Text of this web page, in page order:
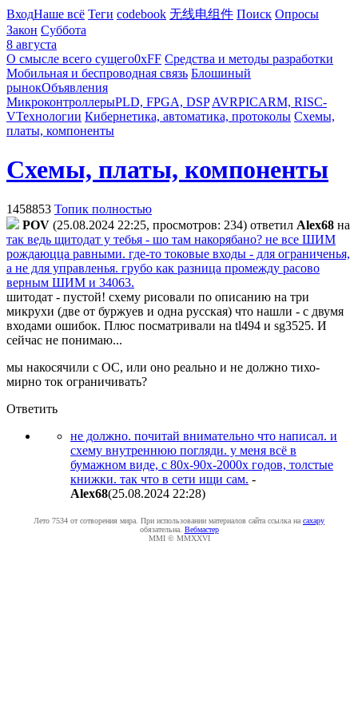
ВходНаше всё Теги codebook 无线电组件 Поиск Опросы
Закон Суббота
8 августа
О смысле всего сущего0xFF Средства и методы разработки
Мобильная и беспроводная связь Блошиный
рынокОбъявления
МикроконтроллерыPLD, FPGA, DSP AVRPICARM, RISC-
VТехнологии Кибернетика, автоматика, протоколы Схемы,
платы, компоненты
Схемы, платы, компоненты
1458853 Топик полностью
POV (25.08.2024 22:25, просмотров: 234) ответил Alex68 на
так ведь щитодат у тебья - шо там накорябано? не все ШИМ
рождаюцца равными. где-то токовые входы - для ограниченья,
а не для управленья. грубо как разница промежду расово
верным ШИМ и 34063.
шитодат - пустой! схему рисовали по описанию на три
микрухи (две от буржуев и одна русская) что нашли - с двумя
входами ошибок. Плюс посматривали на tl494 и sg3525. И
сейчас не понимаю...
мы накосячили с ОС, или оно реально и не должно тихо-
мирно ток ограничивать?
Ответить
не должно. почитай внимательно что написал. и
схему внутреннюю погляди. у меня всё в
бумажном виде, с 80х-90х-2000х годов, толстые
книжки. так что в сети ищи сам. -
Alex68(25.08.2024 22:28)
Лето 7534 от сотворения мира. При использовании материалов сайта ссылка на caxapу
обязательна. Вебмастер
MMI © MMXXVI